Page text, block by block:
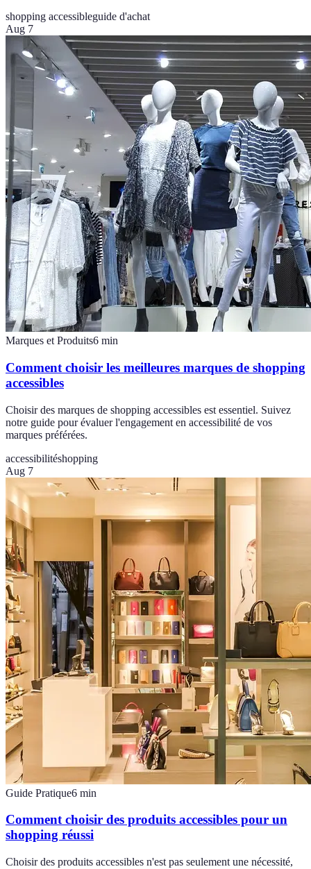
shopping accessibleguide d'achat
Aug 7
Marques et Produits6 min
Comment choisir les meilleures marques de shopping
accessibles
Choisir des marques de shopping accessibles est essentiel. Suivez
notre guide pour évaluer l'engagement en accessibilité de vos
marques préférées.
accessibilitéshopping
Aug 7
Guide Pratique6 min
Comment choisir des produits accessibles pour un
shopping réussi
Choisir des produits accessibles n'est pas seulement une nécessité,